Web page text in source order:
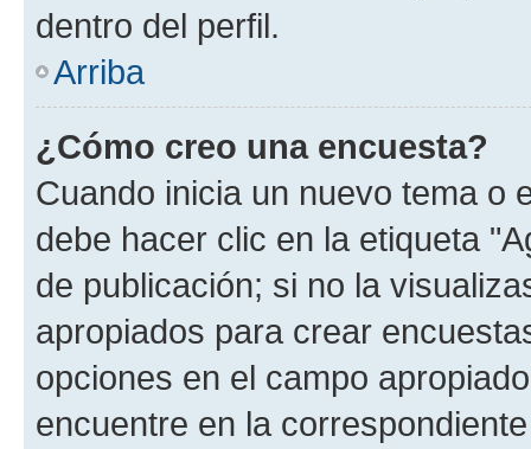
dentro del perfil.
Arriba
¿Cómo creo una encuesta?
Cuando inicia un nuevo tema o
debe hacer clic en la etiqueta
de publicación; si no la
apropiados para crear
opciones en el campo
encuentre en la